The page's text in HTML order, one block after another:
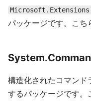
パッケージです。こち
構造化されたコマンド
するパッケージです。